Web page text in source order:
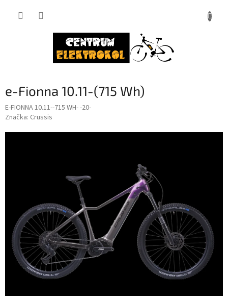
e-Fionna 10.11-(715 Wh)
E-FIONNA 10.11--715 WH- -20-
Značka: Crussis